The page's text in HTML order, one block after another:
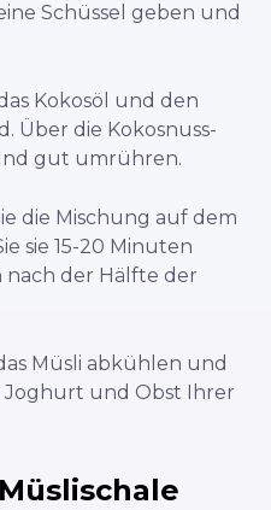
Schüssel geben und
Kokosöl und den
Über die Kokosnuss-
gut umrühren.
die Mischung auf dem
sie 15-20 Minuten
nach der Hälfte der
Müsli abkühlen und
Joghurt und Obst Ihrer